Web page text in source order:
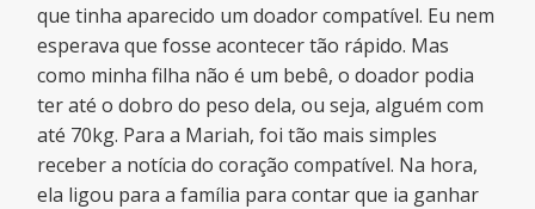
que tinha aparecido um doador compatível. Eu nem
esperava que fosse acontecer tão rápido. Mas
como minha filha não é um bebê, o doador podia
ter até o dobro do peso dela, ou seja, alguém com
até 70kg. Para a Mariah, foi tão mais simples
receber a notícia do coração compatível. Na hora,
ela ligou para a família para contar que ia ganhar